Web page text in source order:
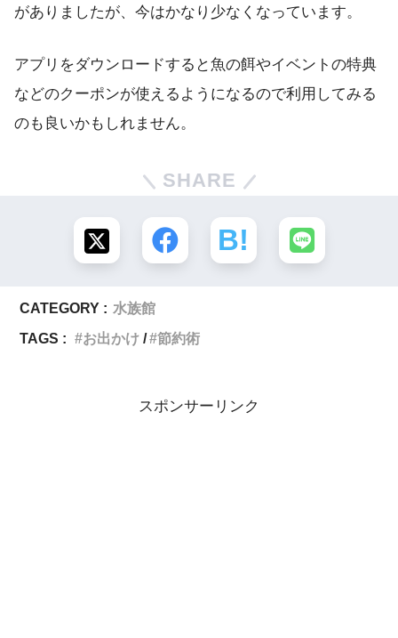
がありましたが、今はかなり少なくなっています。
アプリをダウンロードすると魚の餌やイベントの特典
などのクーポンが使えるようになるので利用してみる
のも良いかもしれません。
SHARE
CATEGORY : 水族館
TAGS :
お出かけ 節約術
スポンサーリンク